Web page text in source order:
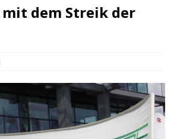
dem Streik der